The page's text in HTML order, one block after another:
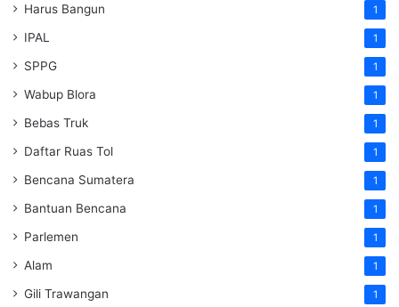
Harus Bangun 1
IPAL 1
SPPG 1
Wabup Blora 1
Bebas Truk 1
Daftar Ruas Tol 1
Bencana Sumatera 1
Bantuan Bencana 1
Parlemen 1
Alam 1
Gili Trawangan 1